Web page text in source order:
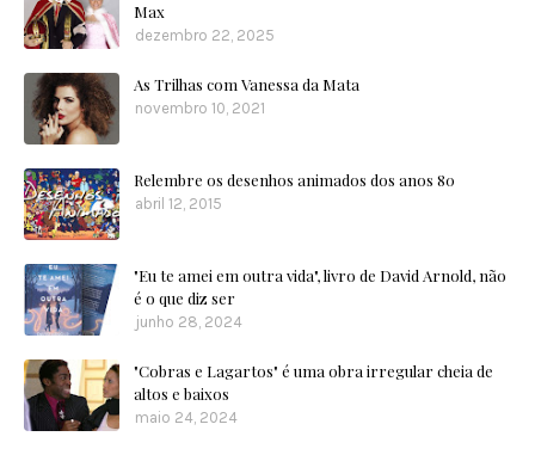
Max
dezembro 22, 2025
As Trilhas com Vanessa da Mata
novembro 10, 2021
Relembre os desenhos animados dos anos 80
abril 12, 2015
"Eu te amei em outra vida", livro de David Arnold, não
é o que diz ser
junho 28, 2024
"Cobras e Lagartos" é uma obra irregular cheia de
altos e baixos
maio 24, 2024